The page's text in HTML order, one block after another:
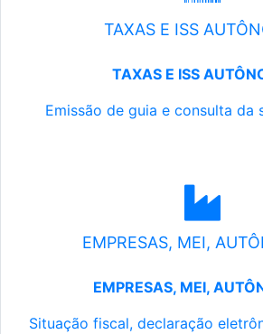
TAXAS E ISS
TAXAS E ISS
Emissão de guia e consulta da
EMPRESAS, MEI,
EMPRESAS, MEI,
Situação fiscal, declaração